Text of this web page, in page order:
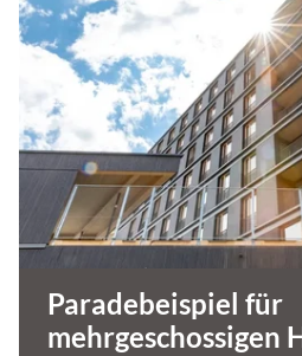
Paradebeispiel für
mehrgeschossigen